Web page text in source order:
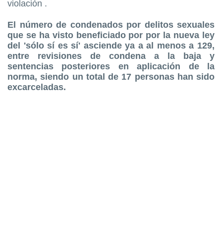
violación .
El número de condenados por delitos sexuales
que se ha visto beneficiado por por la nueva ley
del 'sólo sí es sí' asciende ya a al menos a 129,
entre revisiones de condena a la baja y
sentencias posteriores en aplicación de la
norma, siendo un total de 17 personas han sido
excarceladas.